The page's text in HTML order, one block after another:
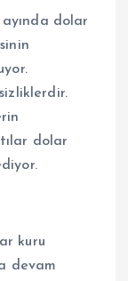
dolar
dolar
kuru
devam